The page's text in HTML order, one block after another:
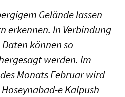
Gelände lassen
erkennen. In Verbindung
können so
werden. Im
Monats Februar wird
e Kalpush